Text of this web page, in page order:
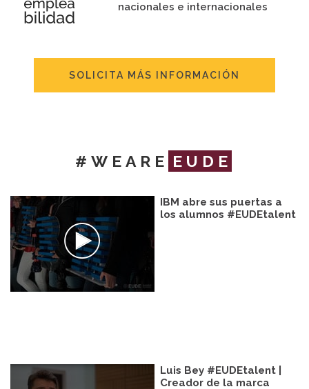
nacionales e internacionales
SOLICITA MÁS INFORMACIÓN
#WEARE EUDE
IBM abre sus puertas a
los alumnos #EUDEtalent
Luis Bey #EUDEtalent |
Creador de la marca